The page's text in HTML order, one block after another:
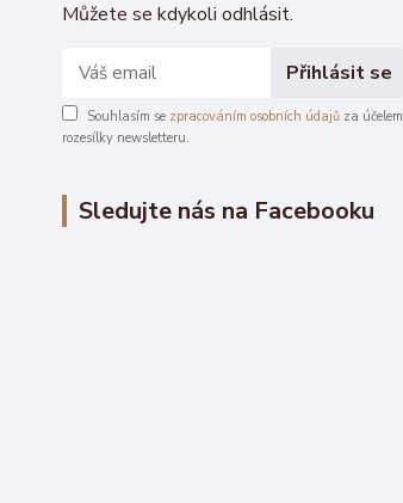
Můžete se kdykoli odhlásit.
Přihlásit se
Souhlasím se zpracováním osobních údajů za účelem
rozesílky newsletteru.
Sledujte nás na Facebooku